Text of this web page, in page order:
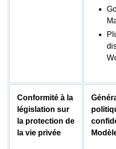
Conformité à la
législation sur
la protection de
la vie privée